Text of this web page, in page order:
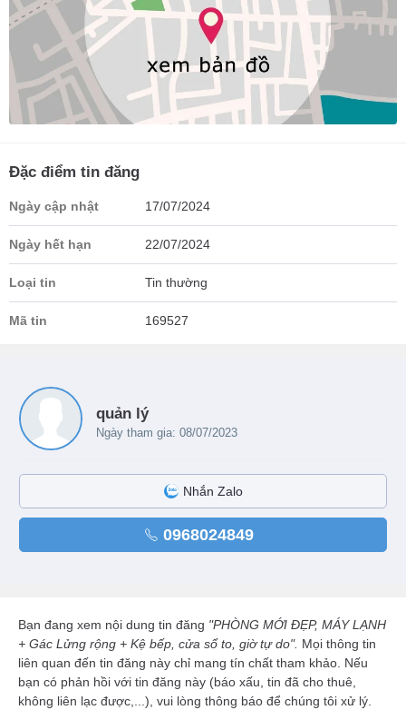
Đặc điểm tin đăng
Ngày cập nhật 17/07/2024
Ngày hết hạn 22/07/2024
Loại tin Tin thường
Mã tin 169527
quản lý
Ngày tham gia: 08/07/2023
Nhắn Zalo
0968024849
Bạn đang xem nội dung tin đăng "PHÒNG MỚI ĐẸP, MÁY LẠNH
+ Gác Lửng rộng + Kệ bếp, cửa sổ to, giờ tự do". Mọi thông tin
liên quan đến tin đăng này chỉ mang tín chất tham khảo. Nếu
bạn có phản hồi với tin đăng này (báo xấu, tin đã cho thuê,
không liên lạc được,...), vui lòng thông báo để chúng tôi xử lý.